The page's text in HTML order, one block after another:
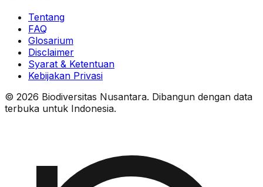
Tentang
FAQ
Glosarium
Disclaimer
Syarat & Ketentuan
Kebijakan Privasi
© 2026 Biodiversitas Nusantara. Dibangun dengan data
terbuka untuk Indonesia.